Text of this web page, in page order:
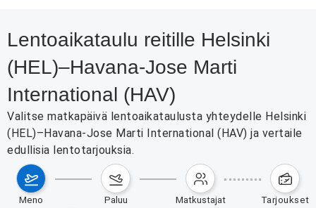
Lentoaikataulu reitille Helsinki
(HEL)–Havana-Jose Marti
International (HAV)
Valitse matkapäivä lentoaikataulusta yhteydelle Helsinki
(HEL)–Havana-Jose Marti International (HAV) ja vertaile
edullisia lentotarjouksia.
meno paluu matkustajat tarjoukset